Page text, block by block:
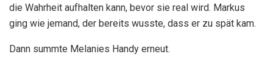
die Wahrheit aufhalten kann, bevor sie real wird. Markus
ging wie jemand, der bereits wusste, dass er zu spät kam.
Dann summte Melanies Handy erneut.